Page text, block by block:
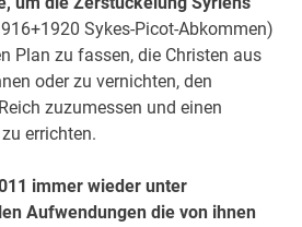
Sykes-Picot-Abkommen)
Plan zu fassen, die Christen aus
oder zu vernichten, den
zuzumessen und einen
errichten.
immer wieder unter
Aufwendungen die von ihnen